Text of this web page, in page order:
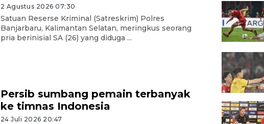
2 Agustus 2026 07:30
Satuan Reserse Kriminal (Satreskrim) Polres
Banjarbaru, Kalimantan Selatan, meringkus seorang
pria berinisial SA (26) yang diduga ...
Persib sumbang pemain terbanyak
ke timnas Indonesia
24 Juli 2026 20:47